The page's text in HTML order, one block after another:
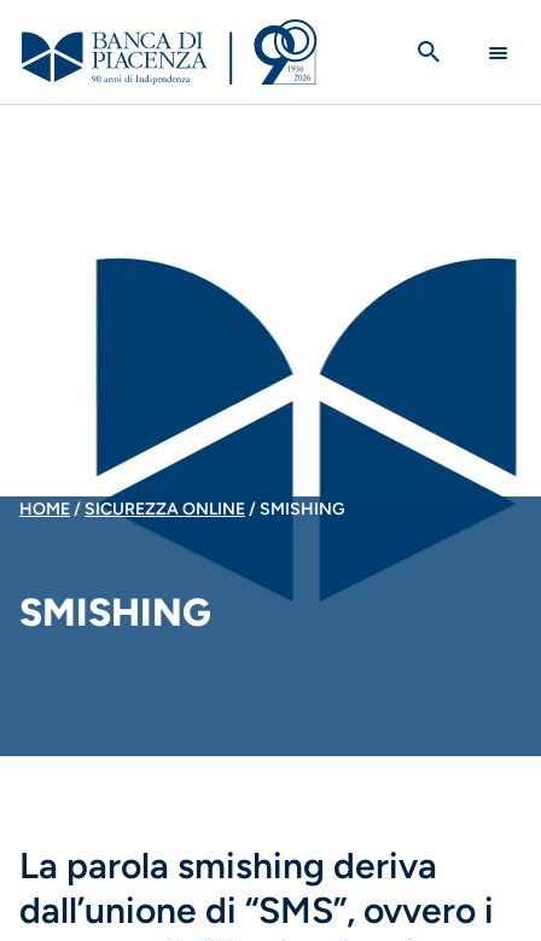
contenuto
principale
BRICIOLE
PANE
HOME SICUREZZA ONLINE SMISHING
SMISHING
La parola smishing deriva
dall’unione di “SMS”, ovvero i